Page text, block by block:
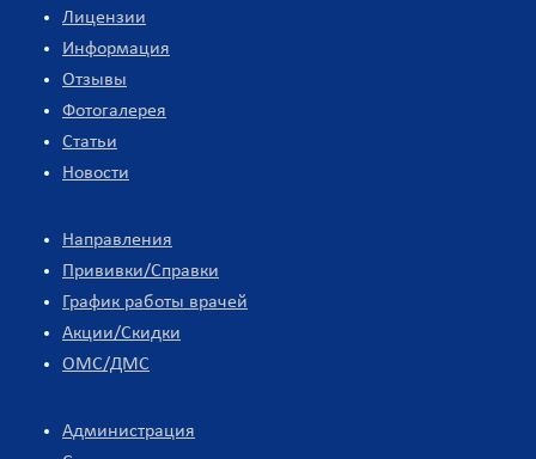
Лицензии
Информация
Отзывы
Фотогалерея
Статьи
Новости
Направления
Прививки/Справки
График работы врачей
Акции/Скидки
ОМС/ДМС
Администрация